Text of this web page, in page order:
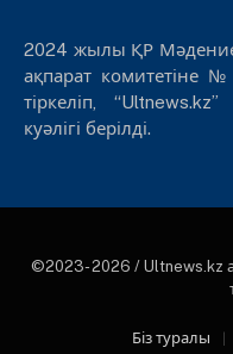
2024 жылы ҚР
ақпарат комитетіне
тіркеліп,
куәлігі берілді.
©2023- 2026 / Ultnews.kz
Біз туралы